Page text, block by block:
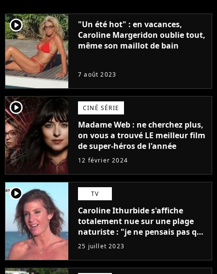
player2
"Un été hot" : en vacances,
Caroline Margeridon oublie tout,
même son maillot de bain
7 août 2023
player2 CINÉ SÉRIE
Madame Web : ne cherchez plus,
on vous a trouvé LE meilleur film
de super-héros de l'année
12 février 2024
player2 TV
Caroline Ithurbide s'affiche
totalement nue sur une plage
naturiste : "je ne pensais pas que
j'arriverais à le faire..."
25 juillet 2023